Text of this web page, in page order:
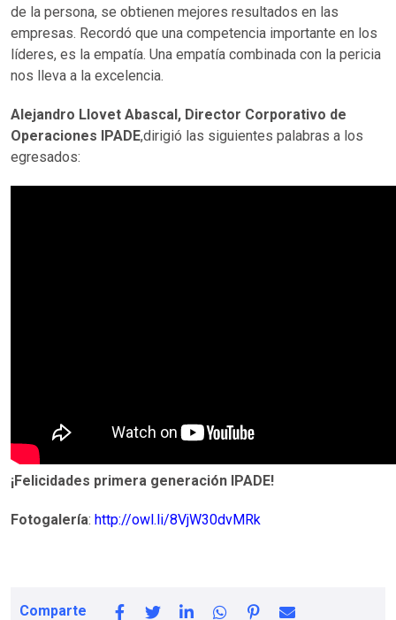
de la persona, se obtienen mejores resultados en las
empresas. Recordó que una competencia importante en los
líderes, es la empatía. Una empatía combinada con la pericia
nos lleva a la excelencia.
Alejandro Llovet Abascal, Director Corporativo de
Operaciones IPADE,dirigió las siguientes palabras a los
egresados:
¡Felicidades primera generación IPADE!
Fotogalería: http://owl.li/8VjW30dvMRk
Comparte